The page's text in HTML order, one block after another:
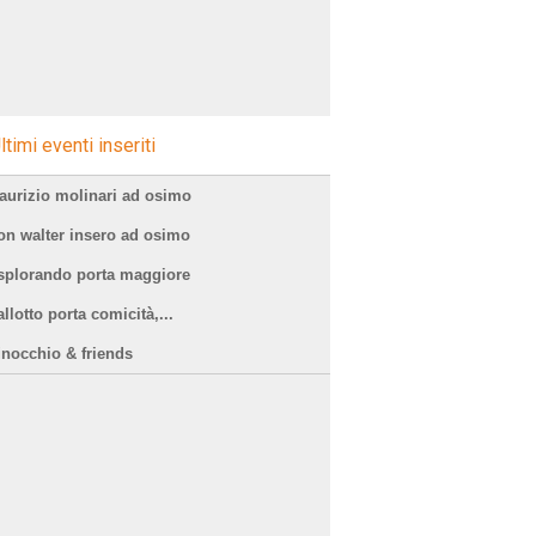
eventi inseriti
molinari ad osimo
walter insero ad osimo
porta maggiore
porta comicità,...
& friends